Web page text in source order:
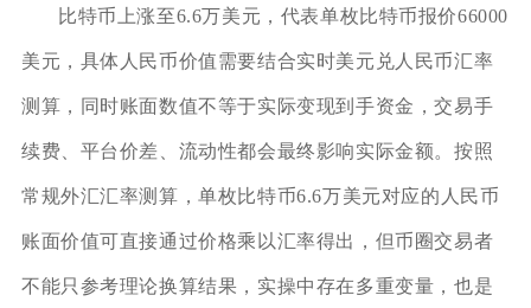
比特币上涨至6.6万美元，代表单枚比特币报价66000
美元，具体人民币价值需要结合实时美元兑人民币汇率
测算，同时账面数值不等于实际变现到手资金，交易手
续费、平台价差、流动性都会最终影响实际金额。按照
常规外汇汇率测算，单枚比特币6.6万美元对应的人民币
账面价值可直接通过价格乘以汇率得出，但币圈交易者
不能只参考理论换算结果，实操中存在多重变量，也是